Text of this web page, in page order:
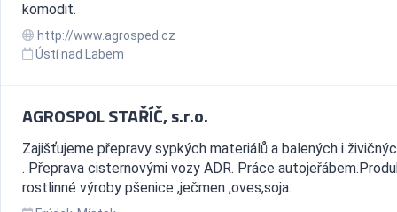
komodit.
http://www.agrosped.cz
Ústí nad Labem
AGROSPOL STAŘÍČ, s.r.o.
Zajišťujeme přepravy sypkých materiálů a balených i
. Přeprava cisternovými vozy ADR. Práce
rostlinné výroby pšenice ,ječmen ,oves,soja.